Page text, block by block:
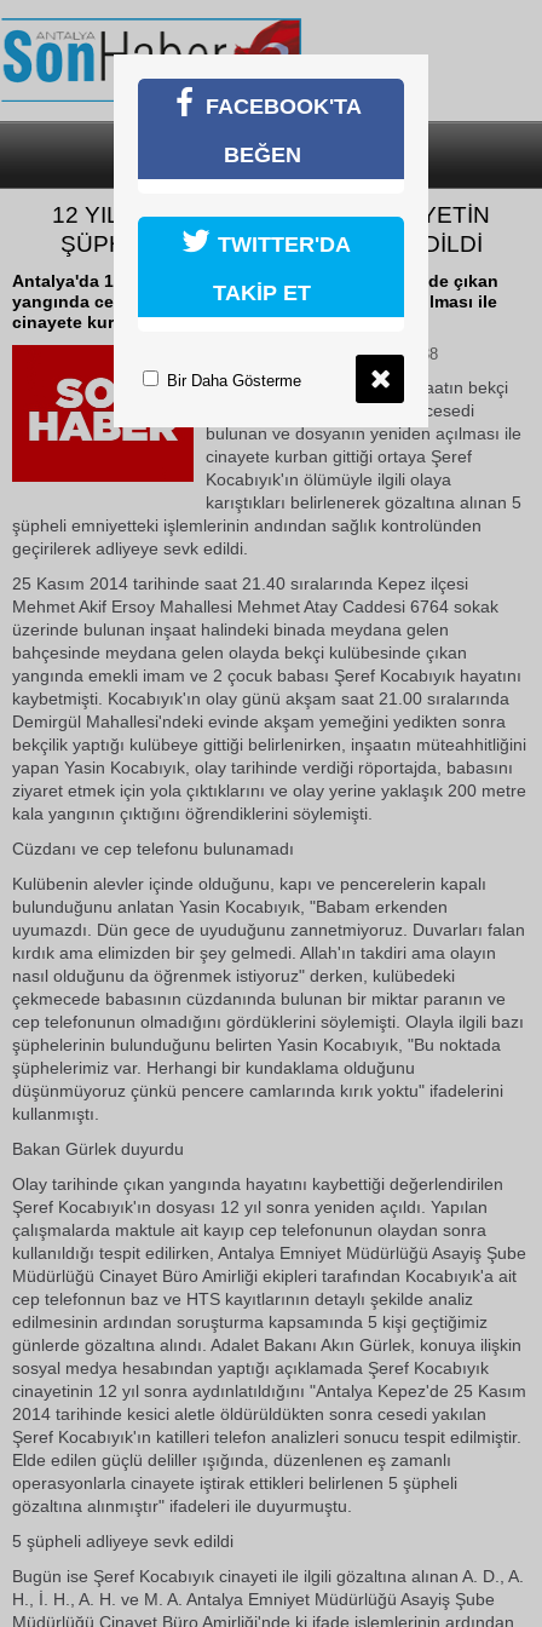
SON DAKİKA
12 YIL SONRA AYDINLANAN CİNAYETİN
ŞÜPHELİLERİ ADLİYEYE SEVK EDİLDİ
Antalya'da 12 yıl önce bir inşaatın bekçi kulübesinde çıkan
yangında cesedi bulunan ve dosyanın yeniden açılması ile
cinayete kurban gittiği ortaya...
11 Haziran 2026 Perşembe 10:38
Antalya'da 12 yıl önce bir inşaatın bekçi
kulübesinde çıkan yangında cesedi
bulunan ve dosyanın yeniden açılması ile
cinayete kurban gittiği ortaya Şeref
Kocabıyık'ın ölümüyle ilgili olaya
karıştıkları belirlenerek gözaltına alınan 5
şüpheli emniyetteki işlemlerinin andından sağlık kontrolünden
geçirilerek adliyeye sevk edildi.
25 Kasım 2014 tarihinde saat 21.40 sıralarında Kepez ilçesi
Mehmet Akif Ersoy Mahallesi Mehmet Atay Caddesi 6764 sokak
üzerinde bulunan inşaat halindeki binada meydana gelen
bahçesinde meydana gelen olayda bekçi kulübesinde çıkan
yangında emekli imam ve 2 çocuk babası Şeref Kocabıyık hayatını
kaybetmişti. Kocabıyık'ın olay günü akşam saat 21.00 sıralarında
Demirgül Mahallesi'ndeki evinde akşam yemeğini yedikten sonra
bekçilik yaptığı kulübeye gittiği belirlenirken, inşaatın müteahhitliğini
yapan Yasin Kocabıyık, olay tarihinde verdiği röportajda, babasını
ziyaret etmek için yola çıktıklarını ve olay yerine yaklaşık 200 metre
kala yangının çıktığını öğrendiklerini söylemişti.
Cüzdanı ve cep telefonu bulunamadı
Kulübenin alevler içinde olduğunu, kapı ve pencerelerin kapalı
bulunduğunu anlatan Yasin Kocabıyık, "Babam erkenden
uyumazdı. Dün gece de uyuduğunu zannetmiyoruz. Duvarları falan
kırdık ama elimizden bir şey gelmedi. Allah'ın takdiri ama olayın
nasıl olduğunu da öğrenmek istiyoruz" derken, kulübedeki
çekmecede babasının cüzdanında bulunan bir miktar paranın ve
cep telefonunun olmadığını gördüklerini söylemişti. Olayla ilgili bazı
şüphelerinin bulunduğunu belirten Yasin Kocabıyık, "Bu noktada
şüphelerimiz var. Herhangi bir kundaklama olduğunu
düşünmüyoruz çünkü pencere camlarında kırık yoktu" ifadelerini
kullanmıştı.
Bakan Gürlek duyurdu
Olay tarihinde çıkan yangında hayatını kaybettiği değerlendirilen
Şeref Kocabıyık'ın dosyası 12 yıl sonra yeniden açıldı. Yapılan
çalışmalarda maktule ait kayıp cep telefonunun olaydan sonra
kullanıldığı tespit edilirken, Antalya Emniyet Müdürlüğü Asayiş Şube
Müdürlüğü Cinayet Büro Amirliği ekipleri tarafından Kocabıyık'a ait
cep telefonnun baz ve HTS kayıtlarının detaylı şekilde analiz
edilmesinin ardından soruşturma kapsamında 5 kişi geçtiğimiz
günlerde gözaltına alındı. Adalet Bakanı Akın Gürlek, konuya ilişkin
sosyal medya hesabından yaptığı açıklamada Şeref Kocabıyık
cinayetinin 12 yıl sonra aydınlatıldığını "Antalya Kepez'de 25 Kasım
2014 tarihinde kesici aletle öldürüldükten sonra cesedi yakılan
Şeref Kocabıyık'ın katilleri telefon analizleri sonucu tespit edilmiştir.
Elde edilen güçlü deliller ışığında, düzenlenen eş zamanlı
operasyonlarla cinayete iştirak ettikleri belirlenen 5 şüpheli
gözaltına alınmıştır" ifadeleri ile duyurmuştu.
5 şüpheli adliyeye sevk edildi
Bugün ise Şeref Kocabıyık cinayeti ile ilgili gözaltına alınan A. D., A.
H., İ. H., A. H. ve M. A. Antalya Emniyet Müdürlüğü Asayiş Şube
Müdürlüğü Cinayet Büro Amirliği'nde ki ifade işlemlerinin ardından
FACEBOOK'TA
BEĞEN
TWITTER'DA
TAKİP ET
Bir Daha Gösterme